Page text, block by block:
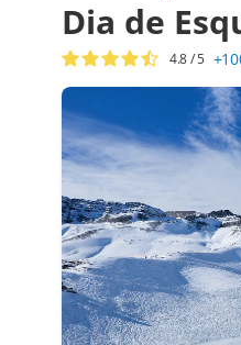
Dia de
4.8/ 5